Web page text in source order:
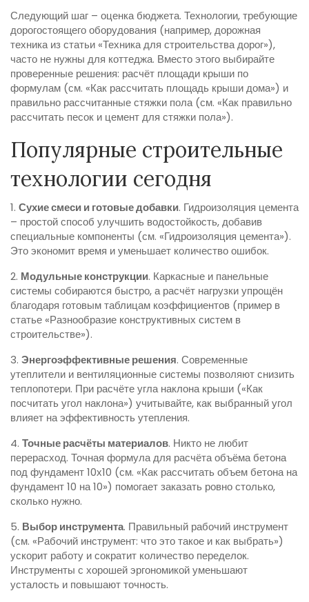
Следующий шаг – оценка бюджета. Технологии, требующие
дорогостоящего оборудования (например, дорожная
техника из статьи «Техника для строительства дорог»),
часто не нужны для коттеджа. Вместо этого выбирайте
проверенные решения: расчёт площади крыши по
формулам (см. «Как рассчитать площадь крыши дома») и
правильно рассчитанные стяжки пола (см. «Как правильно
рассчитать песок и цемент для стяжки пола»).
Популярные строительные
технологии сегодня
1. Сухие смеси и готовые добавки. Гидроизоляция цемента
– простой способ улучшить водостойкость, добавив
специальные компоненты (см. «Гидроизоляция цемента»).
Это экономит время и уменьшает количество ошибок.
2. Модульные конструкции. Каркасные и панельные
системы собираются быстро, а расчёт нагрузки упрощён
благодаря готовым таблицам коэффициентов (пример в
статье «Разнообразие конструктивных систем в
строительстве»).
3. Энергоэффективные решения. Современные
утеплители и вентиляционные системы позволяют снизить
теплопотери. При расчёте угла наклона крыши («Как
посчитать угол наклона») учитывайте, как выбранный угол
влияет на эффективность утепления.
4. Точные расчёты материалов. Никто не любит
перерасход. Точная формула для расчёта объёма бетона
под фундамент 10х10 (см. «Как рассчитать объем бетона на
фундамент 10 на 10») помогает заказать ровно столько,
сколько нужно.
5. Выбор инструмента. Правильный рабочий инструмент
(см. «Рабочий инструмент: что это такое и как выбрать»)
ускорит работу и сократит количество переделок.
Инструменты с хорошей эргономикой уменьшают
усталость и повышают точность.